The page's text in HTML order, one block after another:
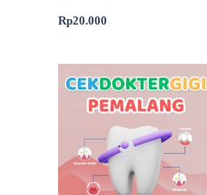
Rp20.000